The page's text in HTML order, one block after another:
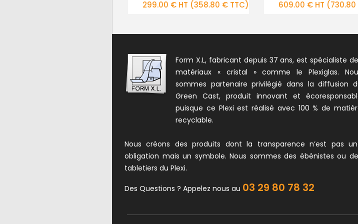
609.00 € HT (730.80 € TTC) 199.00 € HT
Form X.L, fabricant depuis 37 ans, est spécialiste
matériaux « cristal » comme le Plexiglas.
sommes partenaire privilégié dans la diffusion
Green Cast, produit innovant et
puisque ce Plexi est réalisé avec 100 % de
recyclable.
Nous créons des produits dont la transparence n’est pas
obligation mais un symbole. Nous sommes des ébénistes ou
tabletiers du Plexi.
Des Questions ? Appelez nous au 03 29 80 78 32